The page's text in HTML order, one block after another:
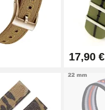
Extracteur de Bracelet de
17,90 €